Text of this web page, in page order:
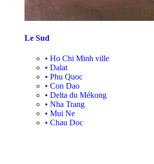
Le Sud
• Ho Chi Minh ville
• Dalat
• Phu Quoc
• Con Dao
• Delta du Mékong
• Nha Trang
• Mui Ne
• Chau Doc